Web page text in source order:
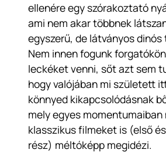
ellenére egy szórakoztató
ami nem akar többnek
egyszerű, de látványos
Nem innen fogunk
leckéket venni, sőt azt sem
hogy valójában mi született
könnyed kikapcsolódásnak
mely egyes momentumaiban
klasszikus filmeket is (első
rész) méltóképp megidézi.